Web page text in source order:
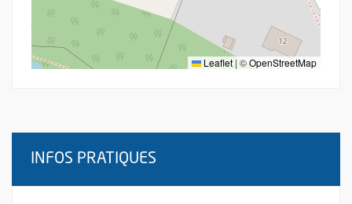
Leaflet | ©OpenStreetMap
INFOS PRATIQUES